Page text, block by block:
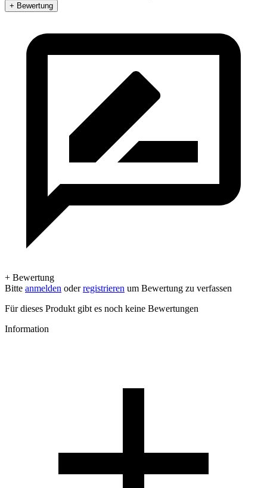
+ Bewertung
+ Bewertung
Bitte anmelden oderregistrieren um Bewertung zu verfassen
Für dieses Produkt gibt es noch keine Bewertungen
Information